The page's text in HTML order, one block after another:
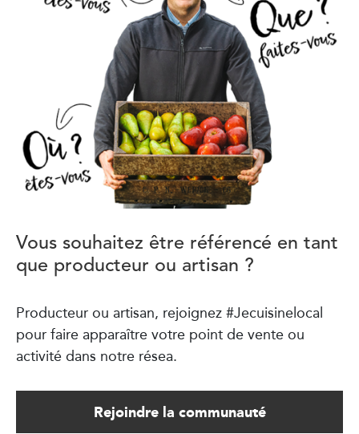
Vous souhaitez être référencé en tant
que producteur ou artisan ?
Producteur ou artisan, rejoignez #Jecuisinelocal
pour faire apparaître votre point de vente ou
activité dans notre résea.
Rejoindre la communauté